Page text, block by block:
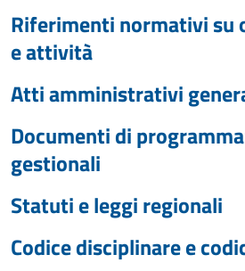
Riferimenti normativi su
e attività
Atti amministrativi
Documenti di
gestionali
Statuti e leggi regionali
Codice disciplinare e